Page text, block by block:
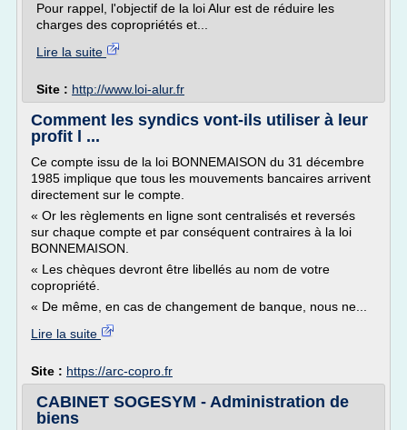
Pour rappel, l'objectif de la loi Alur est de réduire les
charges des copropriétés et...
Lire la suite
Site : http://www.loi-alur.fr
Comment les syndics vont-ils utiliser à leur
profit l ...
Ce compte issu de la loi BONNEMAISON du 31 décembre
1985 implique que tous les mouvements bancaires arrivent
directement sur le compte.
« Or les règlements en ligne sont centralisés et reversés
sur chaque compte et par conséquent contraires à la loi
BONNEMAISON.
« Les chèques devront être libellés au nom de votre
copropriété.
« De même, en cas de changement de banque, nous ne...
Lire la suite
Site : https://arc-copro.fr
CABINET SOGESYM - Administration de
biens